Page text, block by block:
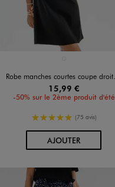
Robe manches courtes coupe droite et courte femme
15,99 €
-50% sur le 2ème produit d'été
5/5 de moyenne
(75 avis)
AJOUTERAU PANIER